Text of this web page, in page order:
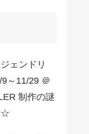
ェンドリ
～11/29 ＠
制作の謎
☆